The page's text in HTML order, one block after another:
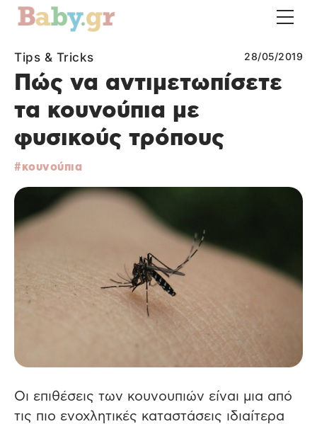
Tips & Tricks 28/05/2019
Πώς να αντιμετωπίσετε
τα κουνούπια με
φυσικούς τρόπους
κουνούπια
Οι επιθέσεις των κουνουπιών είναι μια από
τις πιο ενοχλητικές καταστάσεις ιδιαίτερα